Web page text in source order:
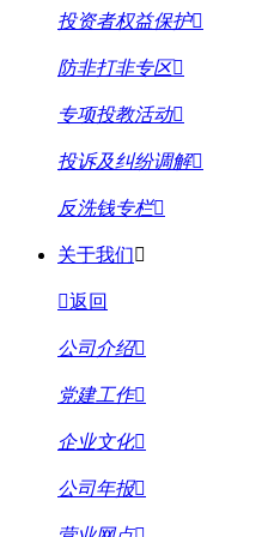
投资者权益保护
防非打非专区
专项投教活动
投诉及纠纷调解
反洗钱专栏
关于我们
返回
公司介绍
党建工作
企业文化
公司年报